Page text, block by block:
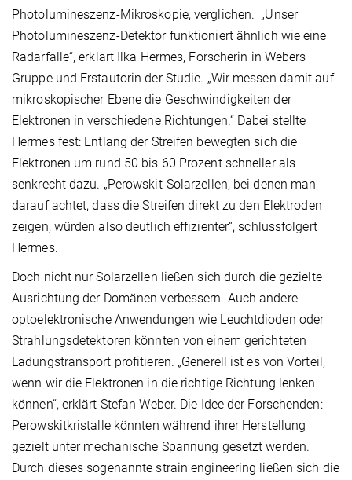
Photolumineszenz-Mikroskopie, verglichen. „Unser
Photolumineszenz-Detektor funktioniert ähnlich wie eine
Radarfalle“, erklärt Ilka Hermes, Forscherin in Webers
Gruppe und Erstautorin der Studie. „Wir messen damit auf
mikroskopischer Ebene die Geschwindigkeiten der
Elektronen in verschiedene Richtungen.“ Dabei stellte
Hermes fest: Entlang der Streifen bewegten sich die
Elektronen um rund 50 bis 60 Prozent schneller als
senkrecht dazu. „Perowskit-Solarzellen, bei denen man
darauf achtet, dass die Streifen direkt zu den Elektroden
zeigen, würden also deutlich effizienter“, schlussfolgert
Hermes.
Doch nicht nur Solarzellen ließen sich durch die gezielte
Ausrichtung der Domänen verbessern. Auch andere
optoelektronische Anwendungen wie Leuchtdioden oder
Strahlungsdetektoren könnten von einem gerichteten
Ladungstransport profitieren. „Generell ist es von Vorteil,
wenn wir die Elektronen in die richtige Richtung lenken
können“, erklärt Stefan Weber. Die Idee der Forschenden:
Perowskitkristalle könnten während ihrer Herstellung
gezielt unter mechanische Spannung gesetzt werden.
Durch dieses sogenannte strain engineering ließen sich die